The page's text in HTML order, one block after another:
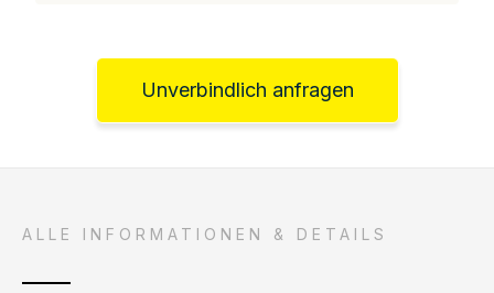
Unverbindlich anfragen
ALLE INFORMATIONEN & DETAILS